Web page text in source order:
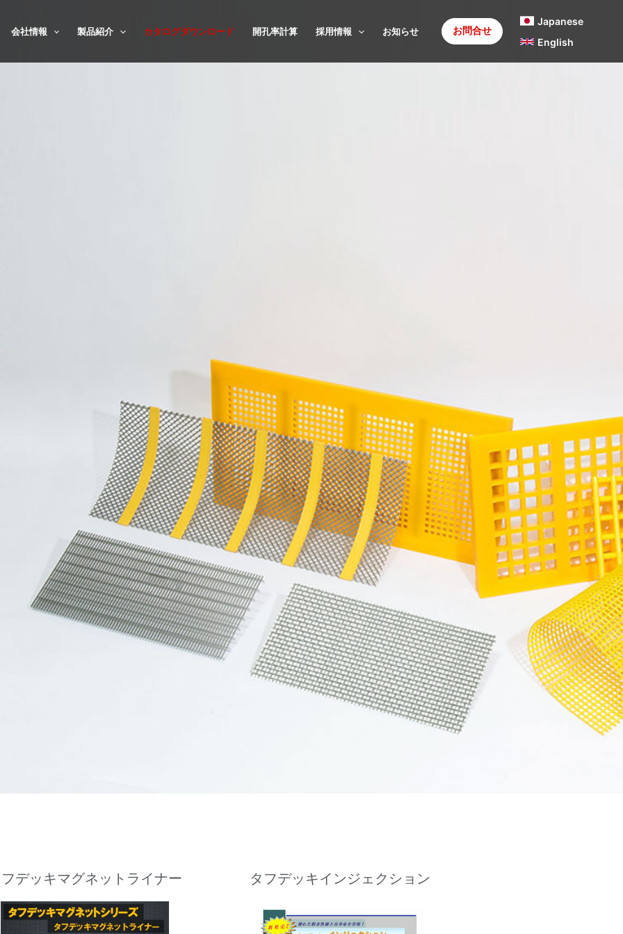
会社情報 製品紹介 カタログダウンロード 開孔率計算 採用情報 お知らせ お問合せ
Japanese
English
デッキマグネットライナー タフデッキインジェクション